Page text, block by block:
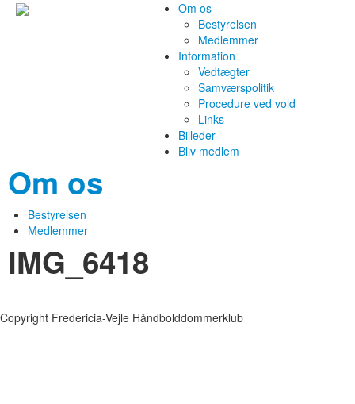
Om os
Bestyrelsen
Medlemmer
Information
Vedtægter
Samværspolitik
Procedure ved vold
Links
Billeder
Bliv medlem
Om os
Bestyrelsen
Medlemmer
IMG_6418
Copyright Fredericia-Vejle Håndbolddommerklub